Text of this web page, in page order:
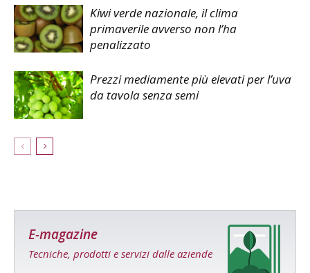
Kiwi verde nazionale, il clima
primaverile avverso non l’ha
penalizzato
Prezzi mediamente più elevati per l’uva
da tavola senza semi
E-magazine
Tecniche, prodotti e servizi dalle aziende